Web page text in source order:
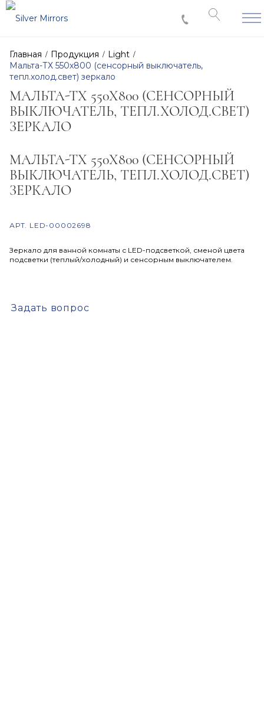
Главная Продукция
Light
Мальта-ТХ 550х800 (сенсорный выключатель,
тепл.холод.свет) зеркало
МАЛЬТА-ТХ 550Х800 (СЕНСОРНЫЙ
ВЫКЛЮЧАТЕЛЬ, ТЕПЛ.ХОЛОД.СВЕТ)
ЗЕРКАЛО
МАЛЬТА-ТХ 550Х800 (СЕНСОРНЫЙ
ВЫКЛЮЧАТЕЛЬ, ТЕПЛ.ХОЛОД.СВЕТ)
ЗЕРКАЛО
АРТ. LED-00002698
Зеркало для ванной комнаты с LED-подсветкой, сменой цвета
подсветки (теплый/холодный) и сенсорным выключателем.
Задать вопрос